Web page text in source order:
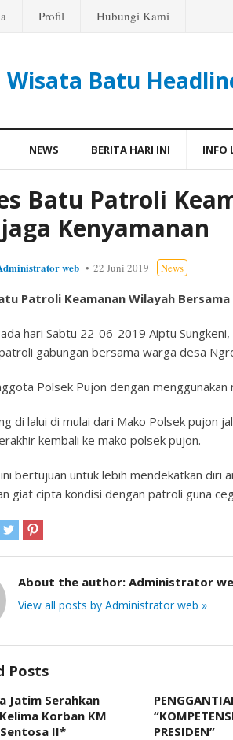
Profil Hubungi Kami
Wisata Batu
NEWS BERITA HARI INI INFO
Batu Patroli
Kenyamanan
web 22 Juni 2019 News
Patroli Keamanan Wilayah
hari Sabtu 22-06-2019 Aiptu
gabungan bersama warga desa
Polsek Pujon dengan menggunakan
di lalui di mulai dari Mako Polsek pujon
kembali ke mako polsek pujon.
bertujuan untuk lebih mendekatkan diri
giat cipta kondisi dengan patroli guna
About the author: Administrator
View all posts by Administrator web »
Posts
Jatim Serahkan
Korban KM
II*
PRESIDEN”